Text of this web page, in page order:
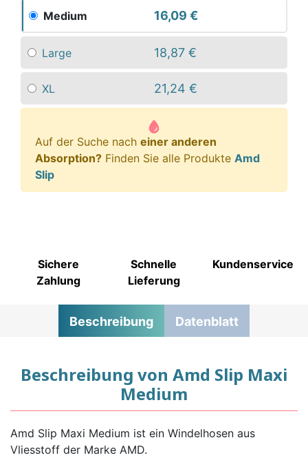
Medium 16,09 €
Large 18,87 €
XL 21,24 €
Auf der Suche nach einer anderen
Absorption? Finden Sie alle Produkte Amd
Slip
Sichere
Zahlung
Schnelle
Lieferung
Kundenservice
Beschreibung Datenblatt
Beschreibung von Amd Slip Maxi
Medium
Amd Slip Maxi Medium ist ein Windelhosen aus
Vliesstoff der Marke AMD.